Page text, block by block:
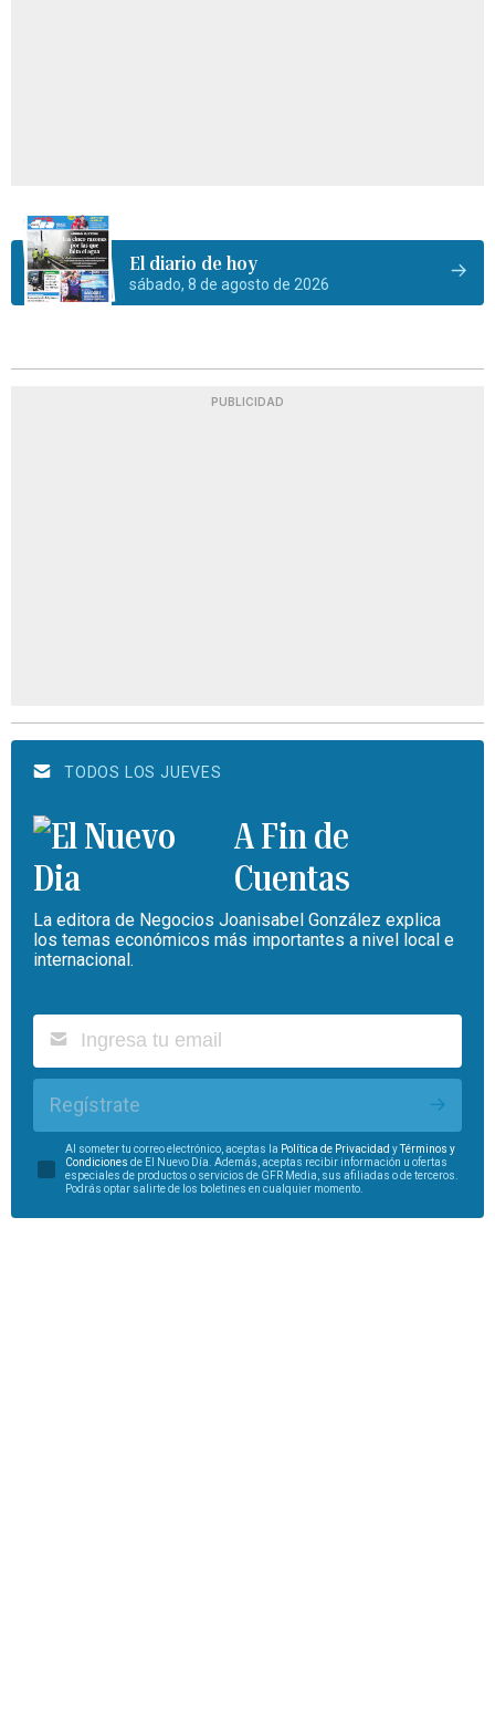
El diario de hoy
sábado, 8 de agosto de 2026
PUBLICIDAD
TODOS LOS JUEVES
A Fin de
Cuentas
La editora de Negocios Joanisabel González explica
los temas económicos más importantes a nivel local e
internacional.
Regístrate
Al someter tu correo electrónico, aceptas la Política de Privacidad yTérminos y
Condiciones de El Nuevo Día. Además, aceptas recibir información u ofertas
especiales de productos o servicios de GFR Media, sus afiliadas o de terceros.
Podrás optar salirte de los boletines en cualquier momento.